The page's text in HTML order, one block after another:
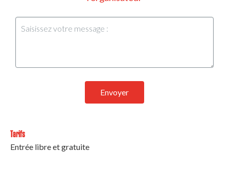
Envoyer
Tarifs
Entrée libre et gratuite